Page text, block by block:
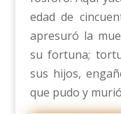
edad de
apresuró la
su fortuna;
sus hijos,
que pudo y